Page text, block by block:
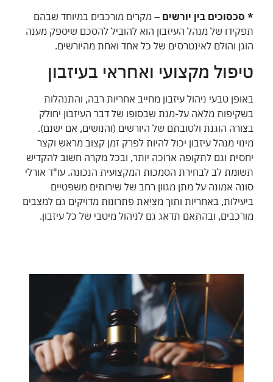
* סכסוכים בין יורשים – מקרים מורכבים במיוחד שבהם
תפקידו של מנהל העיזבון הוא להוביל להסכם שיספק מענה
הוגן והולם לאינטרסים של כל אחד ואחת מהיורשים.
טיפול מקצועי ואחראי בעיזבון
באופן טבעי ניהול עיזבון מחייב אחריות רבה, והתנהלות
בשקיפות מלאה על-מנת שבסופו של דבר העיזבון יחולק
בצורה הוגנת ולטובתם של היורשים (והנושים, אם ישנם).
מינוי מנהל עיזבון יכול להיות לפרק זמן קצוב מראש וקצר
יחסית וגם לתקופה ארוכה יותר, ובכל מקרה חשוב להקדיש
תשומת לב לבחירת הסמכות המקצועית הנכונה. עו"ד אורלי
סונה אמונה על מתן מגוון רחב של שירותים משפטיים
ביעילות, באחריות ותוך מציאת פתרונות מדויקים גם למצבים
מורכבים, ובהתאם תדאג גם לניהול מיטבי של כל עיזבון.